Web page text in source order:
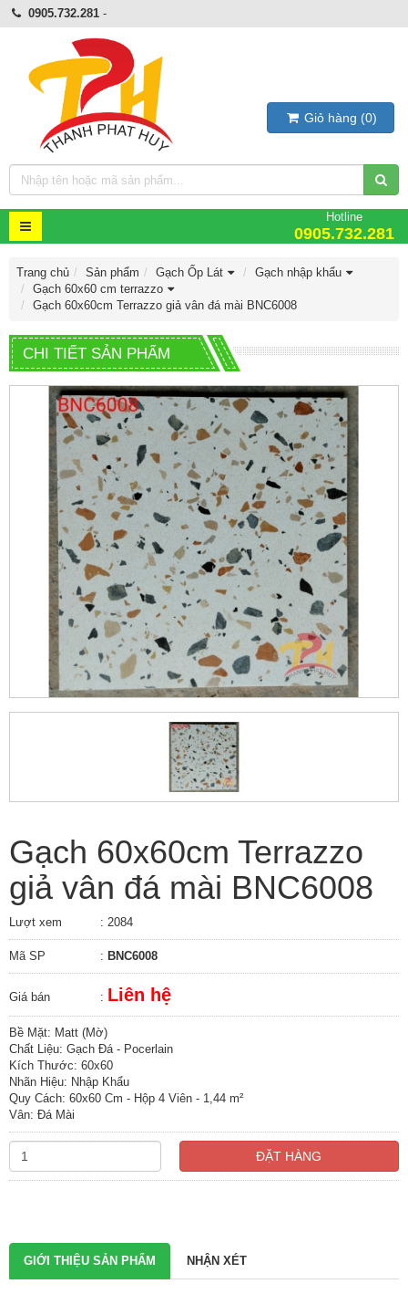
0905.732.281-
Giỏ hàng (0)
Hotline
0905.732.281
Trang chủ Sản phẩm Gạch Ốp Lát
Gạch nhập khẩu
Gạch 60x60 cm terrazzo
Gạch 60x60cm Terrazzo giả vân đá mài BNC6008
CHI TIẾT SẢN PHẨM
Gạch 60x60cm Terrazzo
giả vân đá mài BNC6008
Lượt xem : 2084
Mã SP : BNC6008
Giá bán : Liên hệ
Bề Mặt: Matt (Mờ)
Chất Liệu: Gạch Đá - Pocerlain
Kích Thước: 60x60
Nhãn Hiệu: Nhập Khẩu
Quy Cách: 60x60 Cm - Hộp 4 Viên - 1,44 m²
Vân: Đá Mài
ĐẶT HÀNG
GIỚI THIỆU SẢN PHẨM NHẬN XÉT